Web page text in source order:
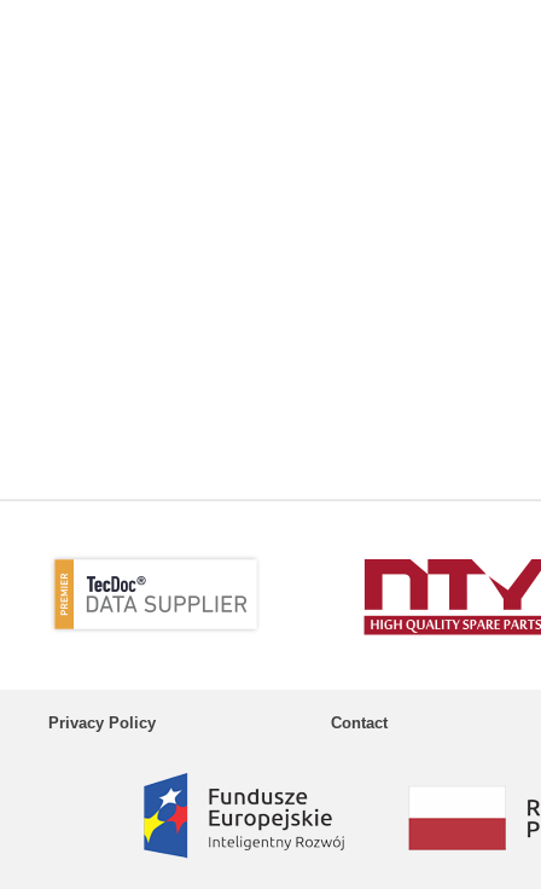
Privacy Policy Contact